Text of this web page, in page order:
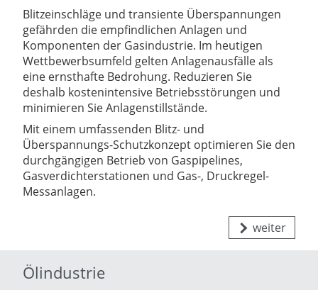
Blitzeinschläge und transiente Überspannungen
gefährden die empfindlichen Anlagen und
Komponenten der Gasindustrie. Im heutigen
Wettbewerbsumfeld gelten Anlagenausfälle als
eine ernsthafte Bedrohung. Reduzieren Sie
deshalb kostenintensive Betriebsstörungen und
minimieren Sie Anlagenstillstände.
Mit einem umfassenden Blitz- und
Überspannungs-Schutzkonzept optimieren Sie den
durchgängigen Betrieb von Gaspipelines,
Gasverdichterstationen und Gas-, Druckregel-
Messanlagen.
weiter
Ölindustrie